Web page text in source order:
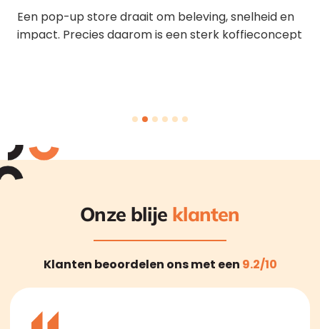
Een pop-up store draait om beleving, snelheid en
impact. Precies daarom is een sterk koffieconcept
Onze blije klanten
Klanten beoordelen ons met een 9.2/10